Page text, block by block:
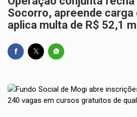
Socorro, apreende carga
aplica multa de R$ 52,1